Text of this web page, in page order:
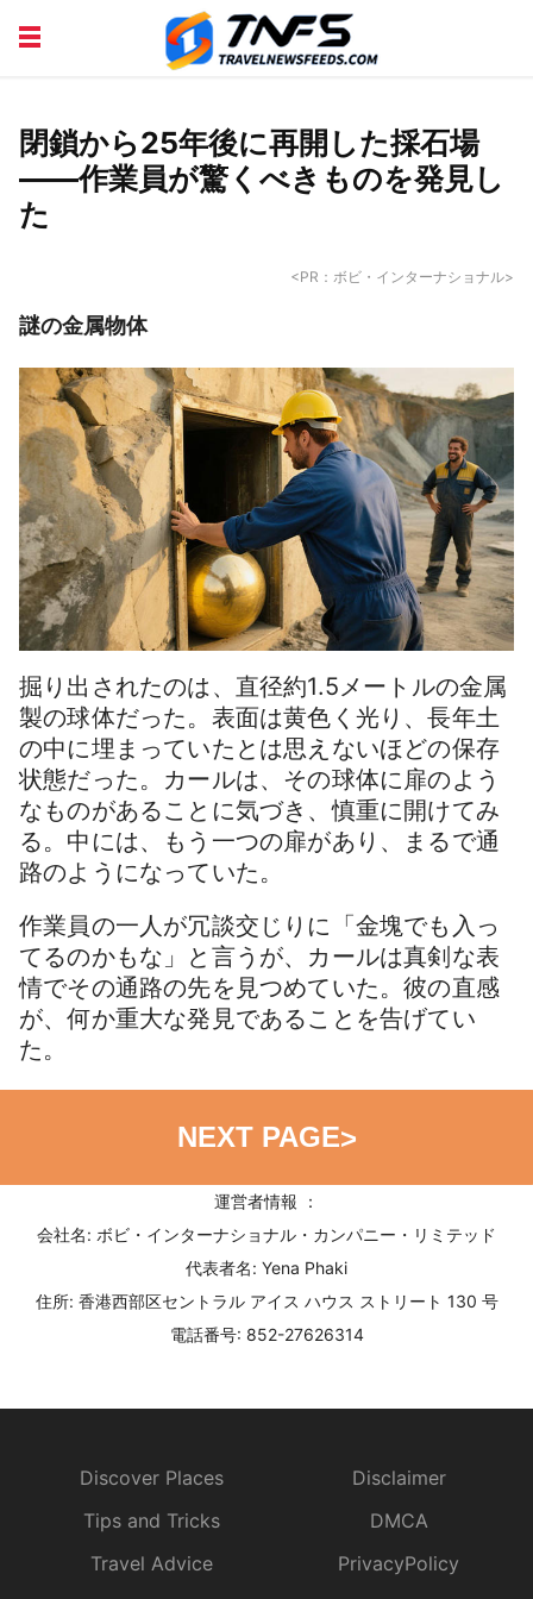
DISCOVER PLACES TIPS AND TRICKS
閉鎖から25年後に再開した採石場
——作業員が驚くべきものを発見し
た
<PR：ボビ・インターナショナル>
謎の金属物体
掘り出されたのは、直径約1.5メートルの金属
製の球体だった。表面は黄色く光り、長年土
の中に埋まっていたとは思えないほどの保存
状態だった。カールは、その球体に扉のよう
なものがあることに気づき、慎重に開けてみ
る。中には、もう一つの扉があり、まるで通
路のようになっていた。
作業員の一人が冗談交じりに「金塊でも入っ
てるのかもな」と言うが、カールは真剣な表
情でその通路の先を見つめていた。彼の直感
が、何か重大な発見であることを告げてい
た。
NEXT PAGE>
運営者情報 ：
会社名: ボビ・インターナショナル・カンパニー・リミテッド
代表者名: Yena Phaki
住所: 香港西部区セントラル アイス ハウス ストリート 130 号
電話番号: 852-27626314
Discover Places
Tips and Tricks
Travel Advice
Disclaimer
DMCA
PrivacyPolicy